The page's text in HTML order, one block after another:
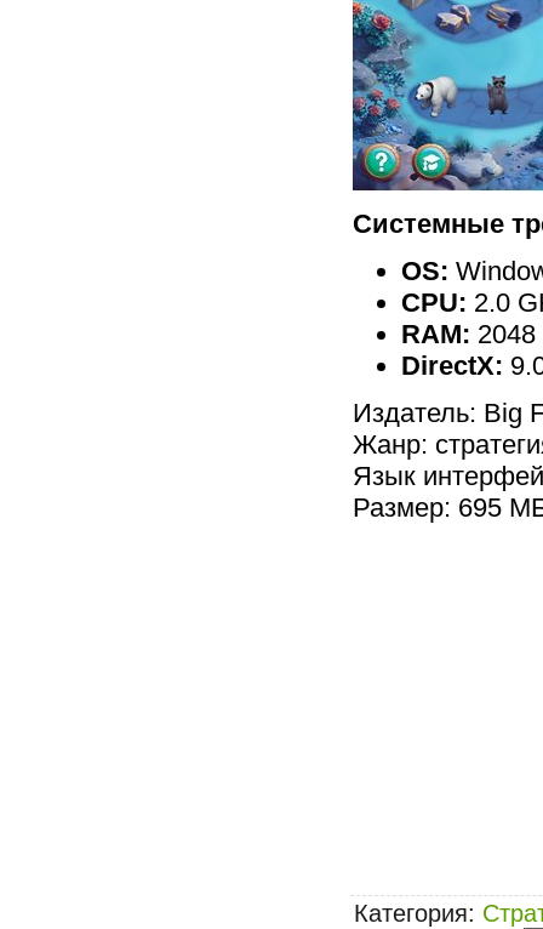
Системные
OS:
CPU: 2.0
RAM: 2048
DirectX:
Издатель: Big
Жанр:
Язык
Размер: 695
Категория: